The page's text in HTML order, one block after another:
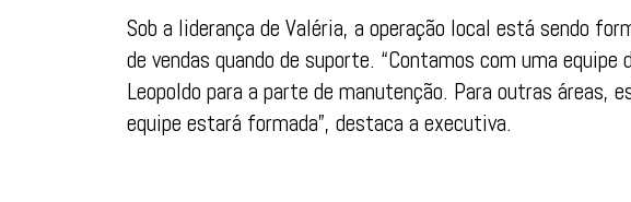
Sob a liderança de Valéria, a operação local está sendo
de vendas quando de suporte. “Contamos com uma equipe
Leopoldo para a parte de manutenção. Para outras áreas,
equipe estará formada”, destaca a executiva.